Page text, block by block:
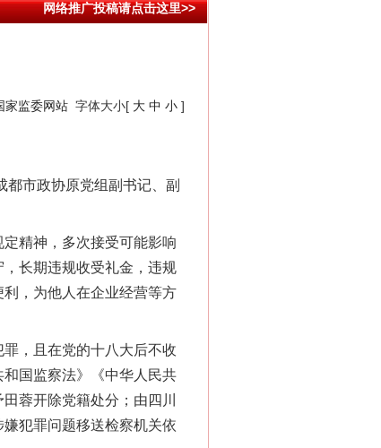
网络推广投稿请点击这里>>
家监委网站 字体大小[ 大 中 小 ]
市政协原党组副书记、副
精神，多次接受可能影响
长期违规收受礼金，违规
，为他人在企业经营等方
，且在党的十八大后不收
国监察法》《中华人民共
蓉开除党籍处分；由四川
犯罪问题移送检察机关依
“神药”背后的真相
法官巧妙执行解纠纷